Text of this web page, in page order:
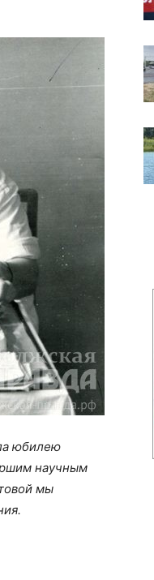
юбилею
научным
мы